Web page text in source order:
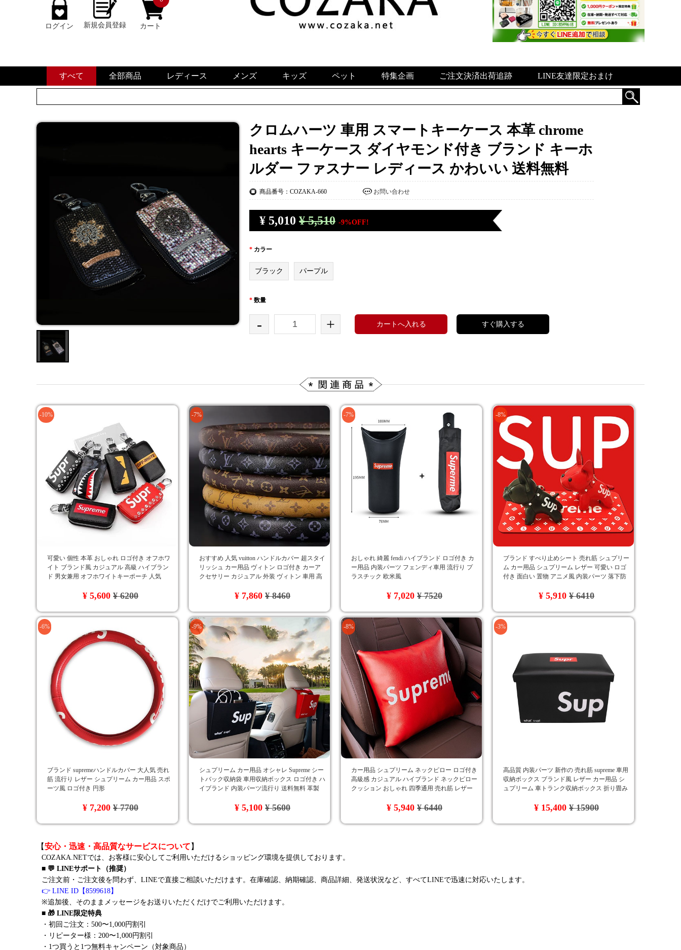
ログイン 新規会員登録 カート
すべて 全部商品 レディース メンズ キッズ ペット 特集企画 ご注文決済出荷追跡 LINE友達限定おまけ
クロムハーツ 車用 スマートキーケース 本革 chrome
hearts キーケース ダイヤモンド付き ブランド キーホ
ルダー ファスナー レディース かわいい 送料無料
商品番号：COZAKA-660 お問い合わせ
¥ 5,010 ¥ 5,510 -9%OFF!
* カラー
ブラック パープル
* 数量
- + カートへ入れる すぐ購入する
-10%
可愛い 個性 本革 おしゃれ ロゴ付き オフホワ
イト ブランド風 カジュアル 高級 ハイブラン
ド 男女兼用 オフホワイトキーポーチ 人気
¥ 5,600¥ 6200
-7%
おすすめ 人気 vuitton ハンドルカバー 超スタイ
リッシュ カー用品 ヴィトン ロゴ付き カーア
クセサリー カジュアル 外装 ヴィトン 車用 高
¥ 7,860¥ 8460
-7%
おしゃれ 綺麗 fendi ハイブランド ロゴ付き カ
ー用品 内装パーツ フェンディ車用 流行り プ
ラスチック 欧米風
¥ 7,020¥ 7520
-8%
ブランド すべり止めシート 売れ筋 シュプリー
ム カー用品 シュプリーム レザー 可愛い ロゴ
付き 面白い 置物 アニメ風 内装パーツ 落下防
¥ 5,910¥ 6410
-6%
ブランド supremeハンドルカバー 大人気 売れ
筋 流行り レザー シュプリーム カー用品 スポ
ーツ風 ロゴ付き 円形
¥ 7,200¥ 7700
-9%
シュプリーム カー用品 オシャレ Supreme シー
トバック収納袋 車用収納ボックス ロゴ付き ハ
イブランド 内装パーツ流行り 送料無料 革製
¥ 5,100¥ 5600
-8%
カー用品 シュプリーム ネックピロー ロゴ付き
高級感 カジュアル ハイブランド ネックピロー
クッション おしゃれ 四季通用 売れ筋 レザー
¥ 5,940¥ 6440
-3%
高品質 内装パーツ 新作の 売れ筋 supreme 車用
収納ボックス ブランド風 レザー カー用品 シ
ュプリーム 車トランク収納ボックス 折り畳み
¥ 15,400¥ 15900
【安心・迅速・高品質なサービスについて 】
COZAKA.NETでは、お客様に安心してご利用いただけるショッピング環境を提供しております。
■ 💬 LINEサポート（推奨）
ご注文前・ご注文後を問わず、LINEで直接ご相談いただけます。在庫確認、納期確認、商品詳細、発送状況など、すべてLINEで迅速に対応いたします。
👉 LINE ID【8599618】
※追加後、そのままメッセージをお送りいただくだけでご利用いただけます。
■ 🎁 LINE限定特典
・初回ご注文：500〜1,000円割引
・リピーター様：200〜1,000円割引
・1つ買うと1つ無料キャンペーン（対象商品）